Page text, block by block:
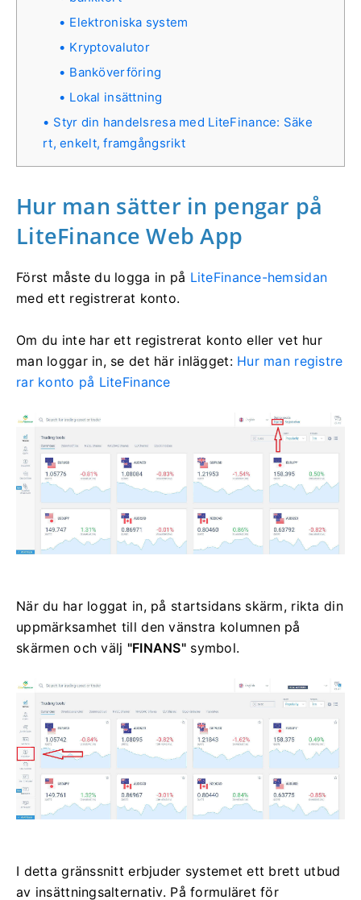
Elektroniska system
Kryptovalutor
Banköverföring
Lokal insättning
Styr din handelsresa med LiteFinance: Säke
rt, enkelt, framgångsrikt
Hur man sätter in pengar på
LiteFinance Web App
Först måste du logga in på LiteFinance-hemsidan
med ett registrerat konto.
Om du inte har ett registrerat konto eller vet hur
man loggar in, se det här inlägget: Hur man registre
rar konto på LiteFinance
När du har loggat in, på startsidans skärm, rikta din
uppmärksamhet till den vänstra kolumnen på
skärmen och välj "FINANS" symbol.
I detta gränssnitt erbjuder systemet ett brett utbud
av insättningsalternativ. På formuläret för